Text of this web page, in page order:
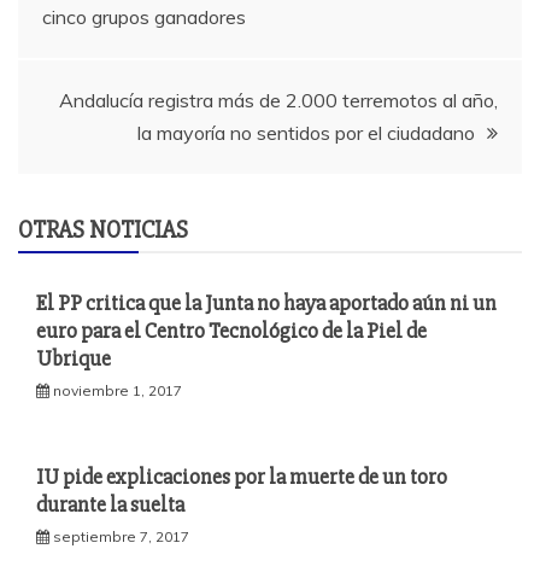
de
entradas
cinco grupos ganadores
Andalucía registra más de 2.000 terremotos al año,
la mayoría no sentidos por el ciudadano
OTRAS NOTICIAS
El PP critica que la Junta no haya aportado aún ni un
euro para el Centro Tecnológico de la Piel de
Ubrique
noviembre 1, 2017
IU pide explicaciones por la muerte de un toro
durante la suelta
septiembre 7, 2017